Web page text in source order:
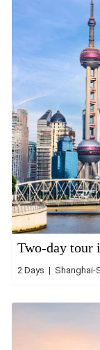
Two-day tour
2 Days | Shanghai-